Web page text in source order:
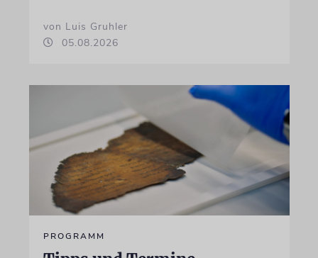
von Luis Gruhler
05.08.2026
PROGRAMM